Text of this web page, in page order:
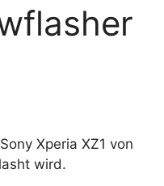
Xperia XZ1 von
wird.